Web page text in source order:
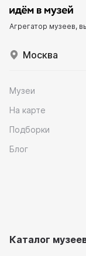
Агрегатор музеев,
Москва
Музеи
На карте
Подборки
Блог
Каталог